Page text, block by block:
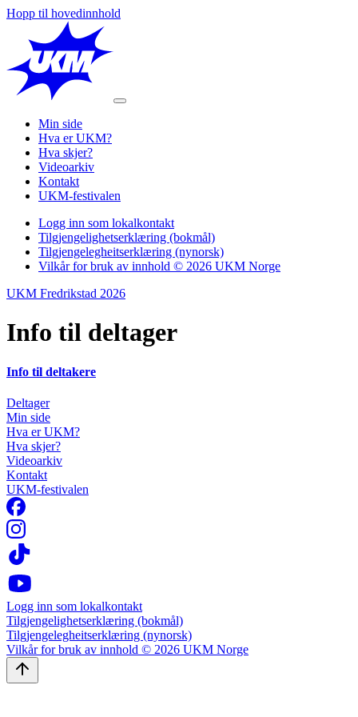
Hopp til hovedinnhold
Min side
Hva er UKM?
Hva skjer?
Videoarkiv
Kontakt
UKM-festivalen
Logg inn som lokalkontakt
Tilgjengelighetserklæring (bokmål)
Tilgjengelegheitserklæring (nynorsk)
Vilkår for bruk av innhold © 2026 UKM Norge
UKM Fredrikstad 2026
Info til deltager
Info til deltakere
Deltager
Min side
Hva er UKM?
Hva skjer?
Videoarkiv
Kontakt
UKM-festivalen
Logg inn som lokalkontakt
Tilgjengelighetserklæring (bokmål)
Tilgjengelegheitserklæring (nynorsk)
Vilkår for bruk av innhold © 2026 UKM Norge